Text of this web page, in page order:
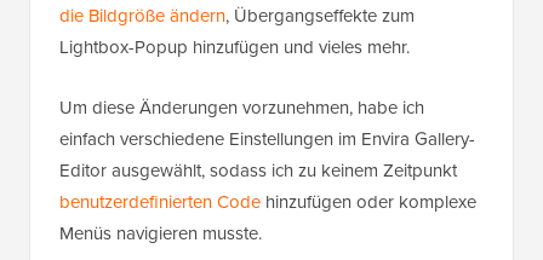
die Bildgröße ändern, Übergangseffekte zum
Lightbox-Popup hinzufügen und vieles mehr.
Um diese Änderungen vorzunehmen, habe ich
einfach verschiedene Einstellungen im Envira Gallery-
Editor ausgewählt, sodass ich zu keinem Zeitpunkt
benutzerdefinierten Code hinzufügen oder komplexe
Menüs navigieren musste.